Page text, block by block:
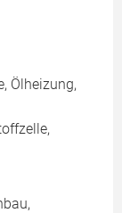
Ölheizung,